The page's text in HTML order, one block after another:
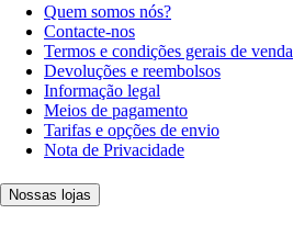
Quem somos nós?
Contacte-nos
Termos e condições gerais de venda
Devoluções e reembolsos
Informação legal
Meios de pagamento
Tarifas e opções de envio
Nota de Privacidade
Nossas lojas